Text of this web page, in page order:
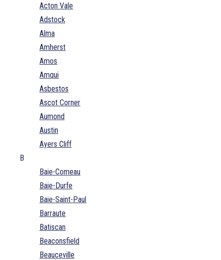
Acton Vale
Adstock
Alma
Amherst
Amos
Amqui
Asbestos
Ascot Corner
Aumond
Austin
Ayers Cliff
B
Baie-Comeau
Baie-Durfe
Baie-Saint-Paul
Barraute
Batiscan
Beaconsfield
Beauceville